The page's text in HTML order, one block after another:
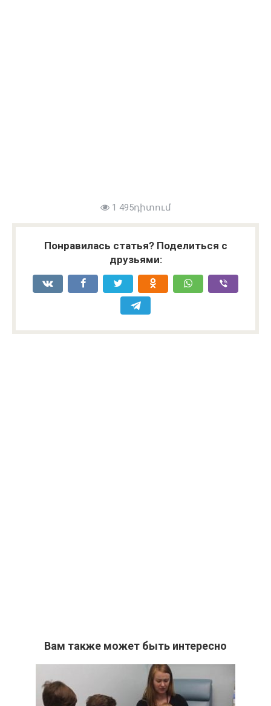
1 495դիտում
Понравилась статья? Поделиться с
друзьями:
Вам также может быть интересно